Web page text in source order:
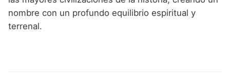
nombre con un profundo equilibrio espiritual y
terrenal.